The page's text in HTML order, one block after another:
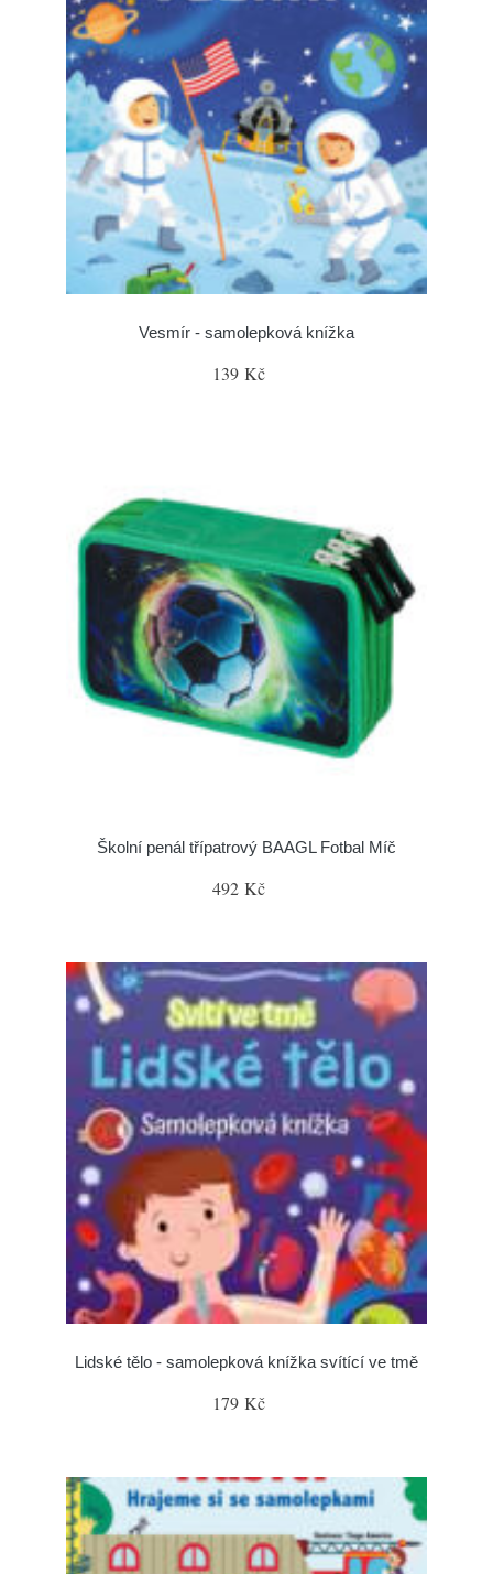
Vesmír - samolepková knížka
139 Kč
Školní penál třípatrový BAAGL Fotbal Míč
492 Kč
Lidské tělo - samolepková knížka svítící ve tmě
179 Kč